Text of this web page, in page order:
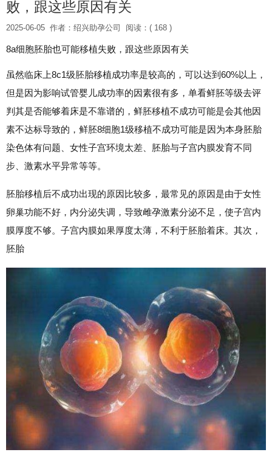
败，跟这些原因有关
2025-06-05 作者：绍兴助孕公司 阅读：( 168 )
8a细胞胚胎也可能移植失败，跟这些原因有关
虽然临床上8c1级胚胎移植成功率是较高的，可以达到60%以上，
但是因为影响试管婴儿成功率的因素很有多，单看鲜胚等级去评
判其是否能够着床是不靠谱的，鲜胚移植不成功可能是会其他因
素不达标导致的，鲜胚8细胞1级移植不成功可能是因为本身胚胎
染色体有问题、女性子宫环境太差、胚胎与子宫内膜发育不同
步、激素水平异常等等。
胚胎移植后不成功出现的原因比较多，最常见的原因是由于女性
卵巢功能不好，内分泌失调，导致雌孕激素分泌不足，使子宫内
膜厚度不够。子宫内膜如果厚度太薄，不利于胚胎着床。其次，
胚胎